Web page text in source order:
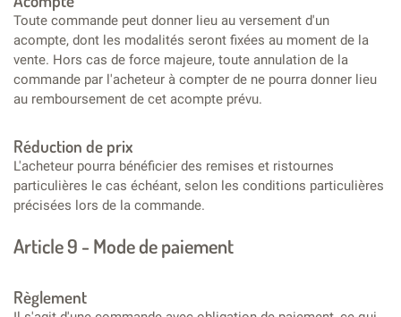
Toute commande peut donner lieu au versement d'un
acompte, dont les modalités seront fixées au moment de la
vente. Hors cas de force majeure, toute annulation de la
commande par l'acheteur à compter de ne pourra donner lieu
au remboursement de cet acompte prévu.
Réduction de prix
L'acheteur pourra bénéficier des remises et ristournes
particulières le cas échéant, selon les conditions particulières
précisées lors de la commande.
Article 9 - Mode de paiement
Règlement